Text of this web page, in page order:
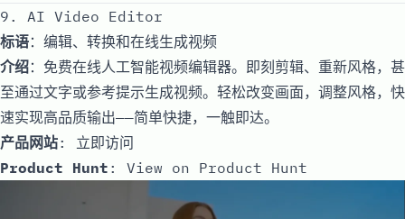
9. AI Video Editor
标语：编辑、转换和在线生成视频
介绍：免费在线人工智能视频编辑器。即刻剪辑、重新风格，甚
至通过文字或参考提示生成视频。轻松改变画面，调整风格，快
速实现高品质输出——简单快捷，一触即达。
产品网站: 立即访问
Product Hunt : View on Product Hunt